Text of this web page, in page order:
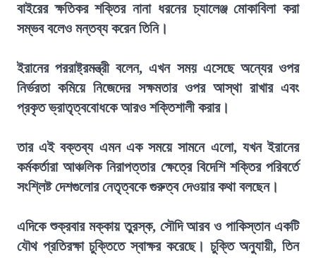
বাইরের ক্ষতিকর শক্তির নানা ধরনের চ্যালেঞ্জ মোকাবিলা করা
সম্ভব বলেও মন্তব্য করেন তিনি।
ইরানের পররাষ্ট্রমন্ত্রী বলেন, এখন সময় এসেছে অন্যের ওপর
নির্ভরতা কমিয়ে নিজেদের সক্ষমতার ওপর আস্থা রাখার এবং
প্রকৃত ভ্রাতৃত্ববোধকে আরও শক্তিশালী করার।
তার এই বক্তব্য এমন এক সময়ে সামনে এলো, যখন ইরানের
কর্মকর্তারা আঞ্চলিক নিরাপত্তার ক্ষেত্রে বিদেশি শক্তির পরিবর্তে
সংশ্লিষ্ট দেশগুলোর নেতৃত্বকে গুরুত্ব দেওয়ার কথা বলছেন।
এদিকে শুক্রবার মক্কায় তুরস্ক, সৌদি আরব ও পাকিস্তান একটি
যৌথ প্রতিরক্ষা চুক্তিতে স্বাক্ষর করেছে। চুক্তি অনুযায়ী, তিন